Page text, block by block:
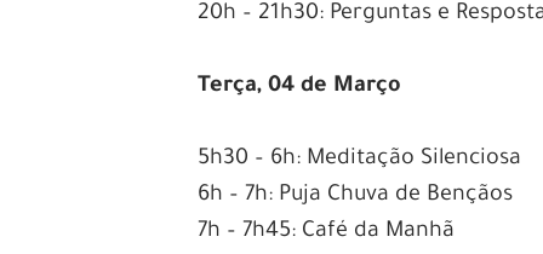
20h – 21h30: Perguntas e
Terça, 04 de Março
5h30 – 6h: Meditação Silenciosa
6h – 7h: Puja Chuva de Bençãos
7h – 7h45: Café da Manhã